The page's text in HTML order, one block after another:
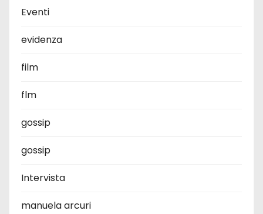
Eventi
evidenza
film
flm
gossip
gossip
Intervista
manuela arcuri